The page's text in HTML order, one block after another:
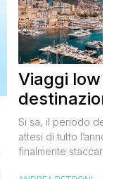
Viaggi low
Si sa, il periodo
attesi di tutto l’anno
finalmente staccare